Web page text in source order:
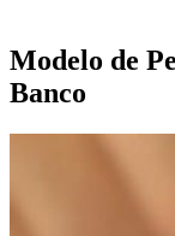
Modelo de
Banco